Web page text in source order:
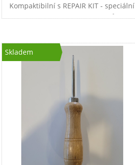
Kompaktibilní s REPAIR KIT - speciální
el.navařovací přístroj grommetů
Skladem